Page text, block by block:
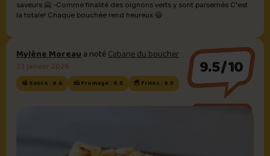
saveurs 🤗 -Comme finalité des oignons verts y sont parsemés C'est
la totale! Chaque bouchée rend heureux 😃
Mylène Moreaua notéCabane du boucher
23 janvier 2026
🍯 Sauce : 9.6 🧀 Fromage : 9.5 🍟 Frites : 9.5
9.5/10